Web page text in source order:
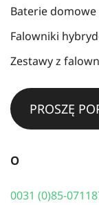
Baterie domowe
Falowniki
Zestawy z
PROSZĘ
O
0031 (0)85-